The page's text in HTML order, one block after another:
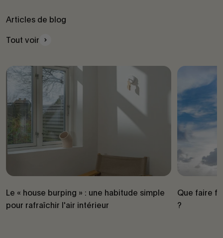
Articles de blog
Tout voir
Le « house burping » : une habitude simple
pour rafraîchir l'air intérieur
Que faire
?